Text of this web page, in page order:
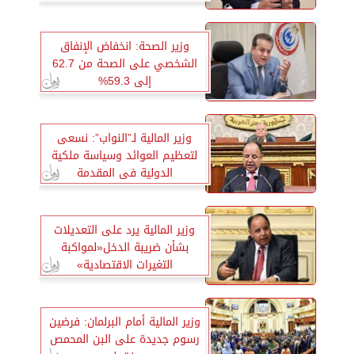
وزير الصحة: انخفاض الإنفاق
الشخصي على الصحة من 62.7
إلى 59.3%
وزير المالية لـ”النواب”: نسعى
لتعظيم العوائد وسياسة ملكية
الدولية فى المقدمة
وزير المالية يرد على التعديلات
بشأن ضريبة الدخل«لمواكبة
التغيرات الاقتصادية»
وزير المالية أمام البرلمان: فرضين
رسوم جديدة على البن المحمص